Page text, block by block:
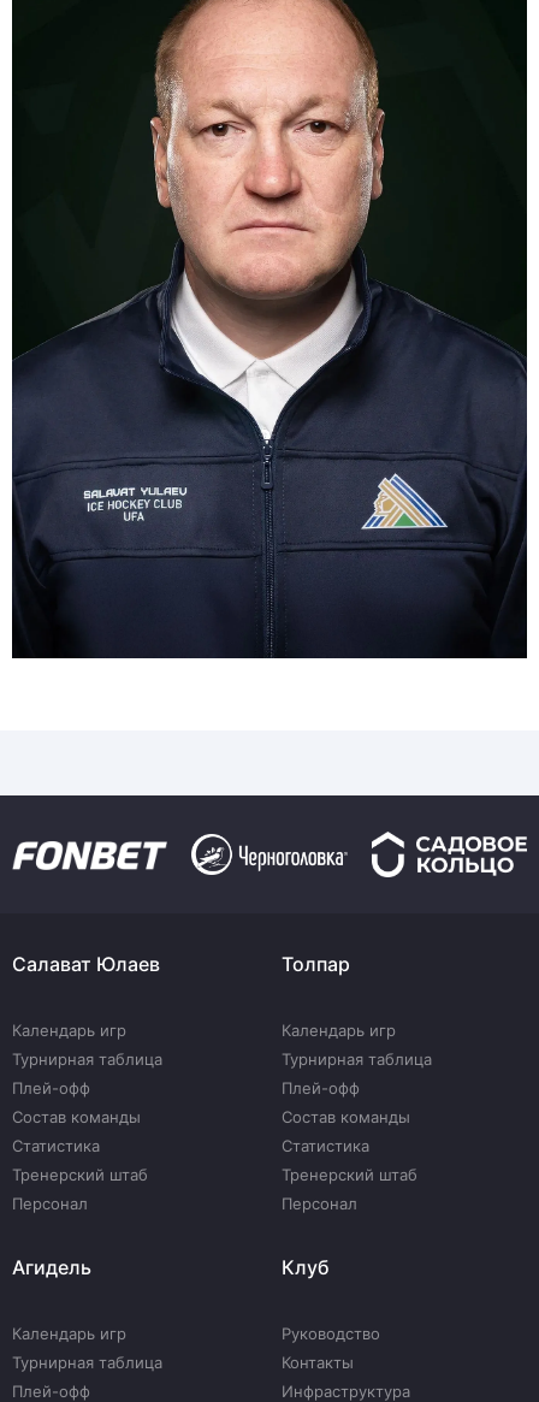
Салават Юлаев
Календарь игр
Турнирная таблица
Плей-офф
Состав команды
Статистика
Тренерский штаб
Персонал
Толпар
Календарь игр
Турнирная таблица
Плей-офф
Состав команды
Статистика
Тренерский штаб
Персонал
Агидель
Календарь игр
Турнирная таблица
Плей-офф
Клуб
Руководство
Контакты
Инфраструктура